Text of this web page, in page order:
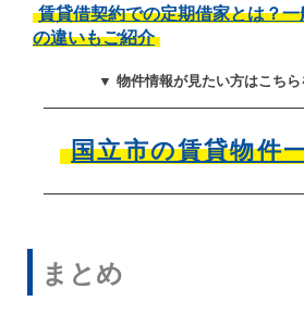
賃貸借契約での定期借家とは？
の違いもご紹介
▼ 物件情報が見たい方はこち
国立市の賃貸物件
まとめ